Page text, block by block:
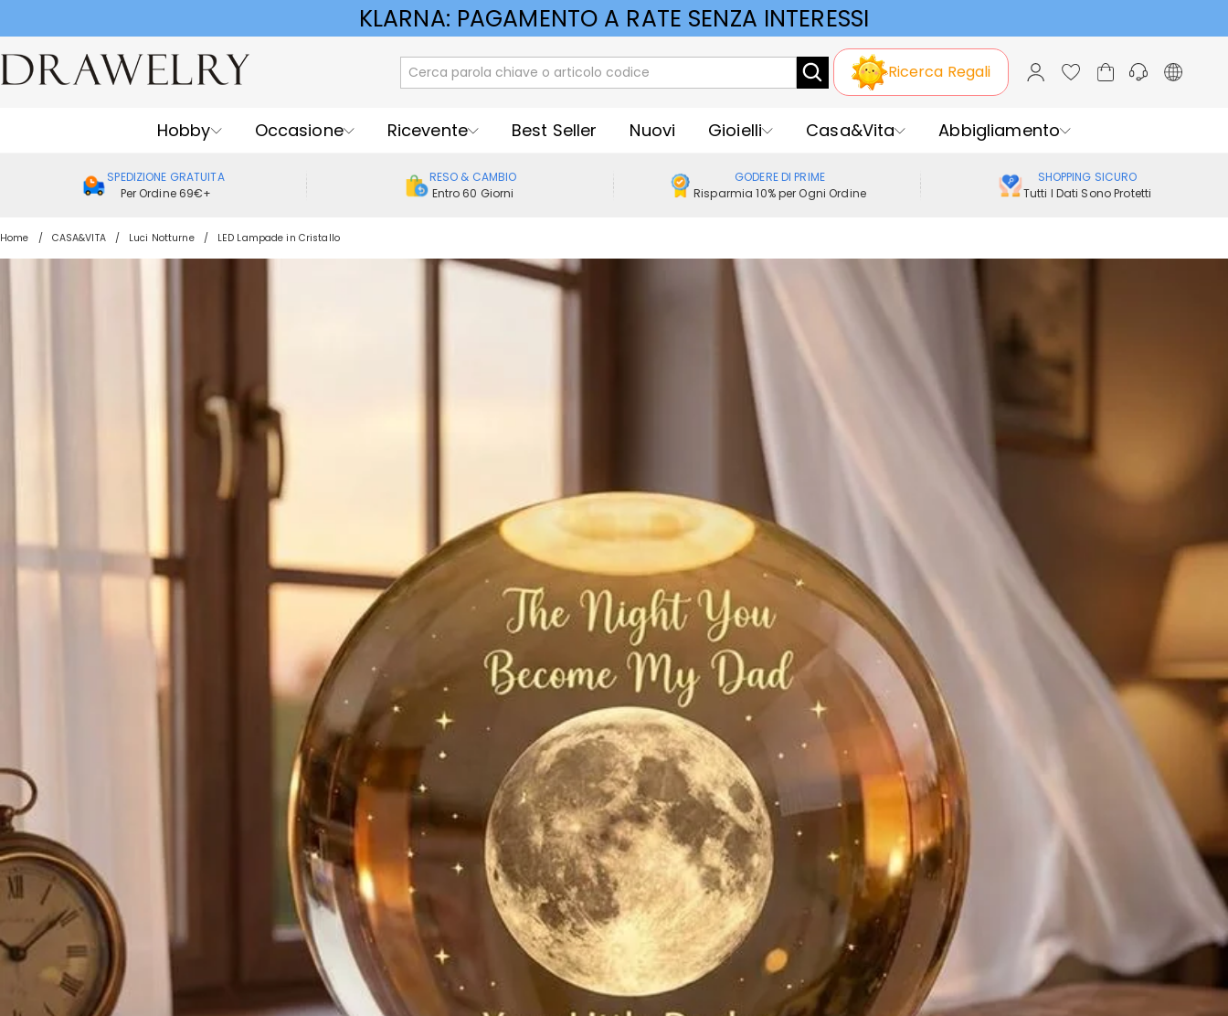
KLARNA: PAGAMENTO A RATE SENZA INTERESSI
Ricerca Regali
Hobby Occasione Ricevente Best Seller Nuovi Gioielli Casa&Vita Abbigliamento
SPEDIZIONE GRATUITA
Per Ordine 69€+
RESO & CAMBIO
Entro 60 Giorni
GODERE DI PRIME
Risparmia 10% per Ogni Ordine
SHOPPING SICURO
Tutti I Dati Sono Protetti
Home CASA&VITA Luci Notturne LED Lampade in Cristallo